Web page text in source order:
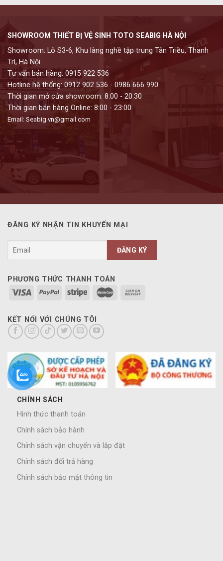
SHOWROOM THIẾT BỊ VỆ SINH TOTO SEABIG HÀ NỘI
Showroom: Lô S3-6, Khu làng nghề tập trung Tân Triều, Thanh
Trì, Hà Nội
Tư vấn bán hàng: 0915 922 536
Hotline hệ thống: 0912 902 536 - 0986 666 990
Thời gian mở cửa showroom: 8:00 - 20:30
Thời gian bán hàng Online: 8:00 - 23:00
Email: Seabig.vn@gmail.com
ĐĂNG KÝ NHẬN TIN KHUYẾN MẠI
PHƯƠNG THỨC THANH TOÁN
KẾT NỐI VỚI CHÚNG TÔI
CHÍNH SÁCH
Hình thức thanh toán
Chính sách bảo hành
Chính sách vận chuyển và lắp đặt
Chính sách đổi trả hàng
Chính sách bảo mật thông tin